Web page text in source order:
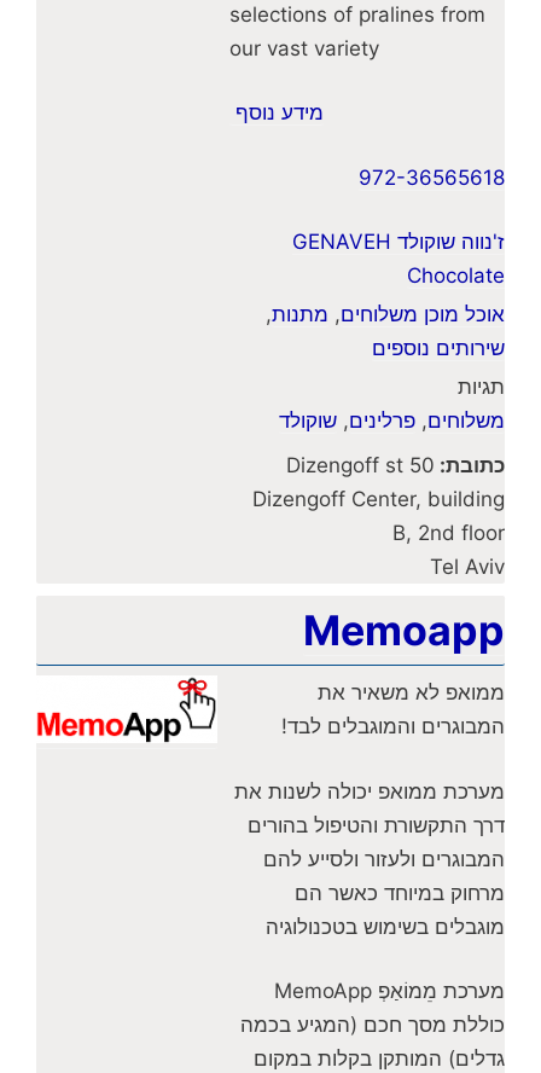
selections of pralines from
our vast variety
מידע נוסף
972-36565618
ז'נווה שוקולד GENAVEH
Chocolate
אוכל מוכן משלוחים, מתנות,
שירותים נוספים
תגיות
משלוחים, פרלינים, שוקולד
כתובת: 50 Dizengoff st
Dizengoff Center, building
B, 2nd floor
Tel Aviv
Memoapp
ממואפ לא משאיר את
המבוגרים והמוגבלים לבד!
מערכת ממואפ יכולה לשנות את
דרך התקשורת והטיפול בהורים
המבוגרים ולעזור ולסייע להם
מרחוק במיוחד כאשר הם
מוגבלים בשימוש בטכנולוגיה
מערכת מֵמוֹאַפְ MemoApp
כוללת מסך חכם (המגיע בכמה
גדלים) המותקן בקלות במקום